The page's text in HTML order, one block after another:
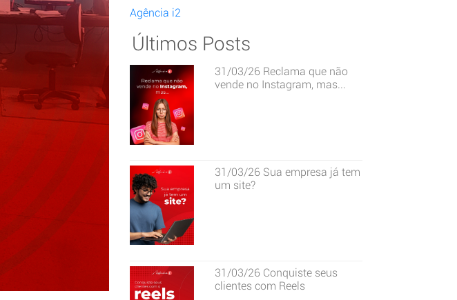
Agência i2
Últimos Posts
31/03/26 Reclama que não
vende no Instagram, mas...
31/03/26 Sua empresa já tem
um site?
31/03/26 Conquiste seus
clientes com Reels